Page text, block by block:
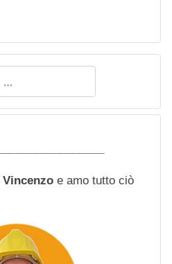
Vincenzo e amo tutto ciò